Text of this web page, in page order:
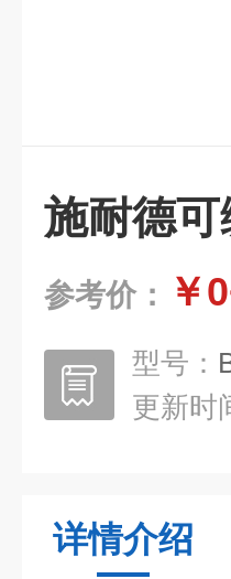
施耐德
参考价： ￥
型号：
更新时
详情介绍